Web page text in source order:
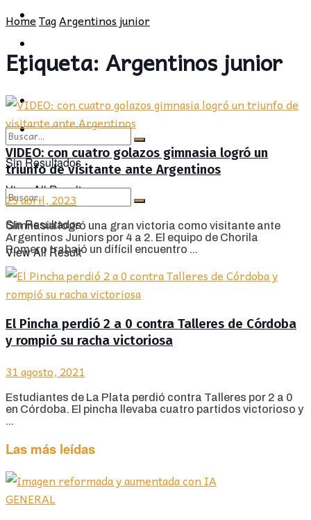
CULTURA
Sin Resultados
View All Result
PROVINCIA
SOCIEDAD
CULTURA
OPINIÓN
Sin Resultados
View All Result
HomeTagArgentinos junior
Etiqueta:Argentinos junior
VIDEO: con cuatro golazos gimnasia logró un
triunfo de visitante ante Argentinos
25 abril, 2023
Gimnasia logró una gran victoria como visitante ante
Argentinos Juniors por 4 a 2. El equipo de Chorila
Romero trabajó un difícil encuentro ...
El Pincha perdió 2 a 0 contra Talleres de Córdoba
y rompió su racha victoriosa
31 agosto, 2021
Estudiantes de La Plata perdió contra Talleres por 2 a 0
en Córdoba. El pincha llevaba cuatro partidos victorioso y
...
Las más leídas
GENERAL